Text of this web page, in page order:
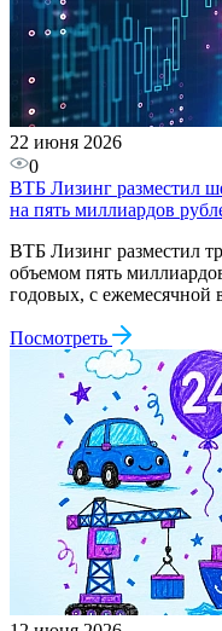
22 июня 2026
0
ВТБ Лизинг разместил
на пять миллиардов
ВТБ Лизинг разместил
объемом пять
годовых, с ежемесячной
Посмотреть